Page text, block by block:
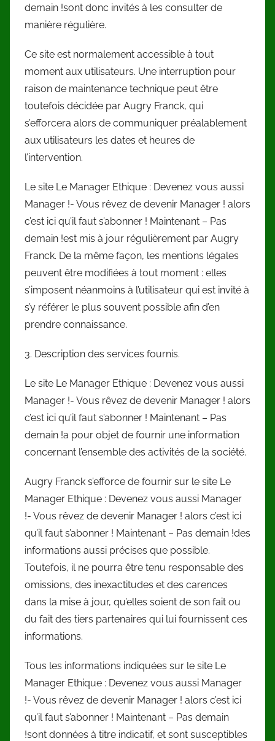
demain !sont donc invités à les consulter de
manière régulière.
Ce site est normalement accessible à tout
moment aux utilisateurs. Une interruption pour
raison de maintenance technique peut être
toutefois décidée par Augry Franck, qui
s’efforcera alors de communiquer préalablement
aux utilisateurs les dates et heures de
l’intervention.
Le site Le Manager Ethique : Devenez vous aussi
Manager !- Vous rêvez de devenir Manager ! alors
c’est ici qu’il faut s’abonner ! Maintenant – Pas
demain !est mis à jour régulièrement par Augry
Franck. De la même façon, les mentions légales
peuvent être modifiées à tout moment : elles
s’imposent néanmoins à l’utilisateur qui est invité à
s’y référer le plus souvent possible afin d’en
prendre connaissance.
3. Description des services fournis.
Le site Le Manager Ethique : Devenez vous aussi
Manager !- Vous rêvez de devenir Manager ! alors
c’est ici qu’il faut s’abonner ! Maintenant – Pas
demain !a pour objet de fournir une information
concernant l’ensemble des activités de la société.
Augry Franck s’efforce de fournir sur le site Le
Manager Ethique : Devenez vous aussi Manager
!- Vous rêvez de devenir Manager ! alors c’est ici
qu’il faut s’abonner ! Maintenant – Pas demain !des
informations aussi précises que possible.
Toutefois, il ne pourra être tenu responsable des
omissions, des inexactitudes et des carences
dans la mise à jour, qu’elles soient de son fait ou
du fait des tiers partenaires qui lui fournissent ces
informations.
Tous les informations indiquées sur le site Le
Manager Ethique : Devenez vous aussi Manager
!- Vous rêvez de devenir Manager ! alors c’est ici
qu’il faut s’abonner ! Maintenant – Pas demain
!sont données à titre indicatif, et sont susceptibles